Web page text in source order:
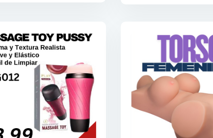
AÑADIR AL CARRITO AÑADIR AL